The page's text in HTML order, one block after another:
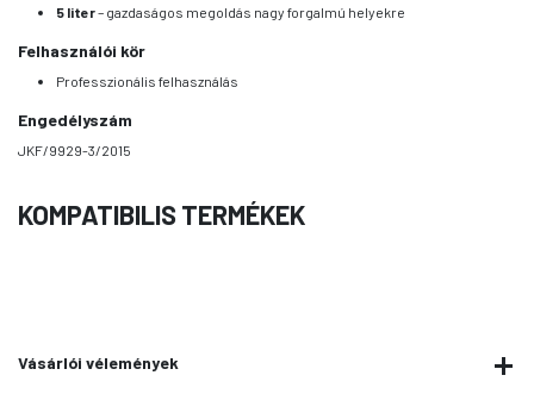
5 liter– gazdaságos megoldás nagy forgalmú helyekre
Felhasználói kör
Professzionális felhasználás
Engedélyszám
JKF/9929-3/2015
KOMPATIBILIS TERMÉKEK
Vásárlói vélemények